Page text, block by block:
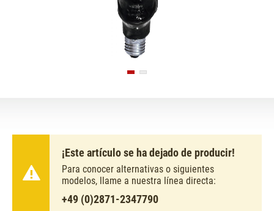
¡Este artículo se ha dejado de producir!
Para conocer alternativas o siguientes
modelos, llame a nuestra línea directa:
+49 (0)2871-2347790